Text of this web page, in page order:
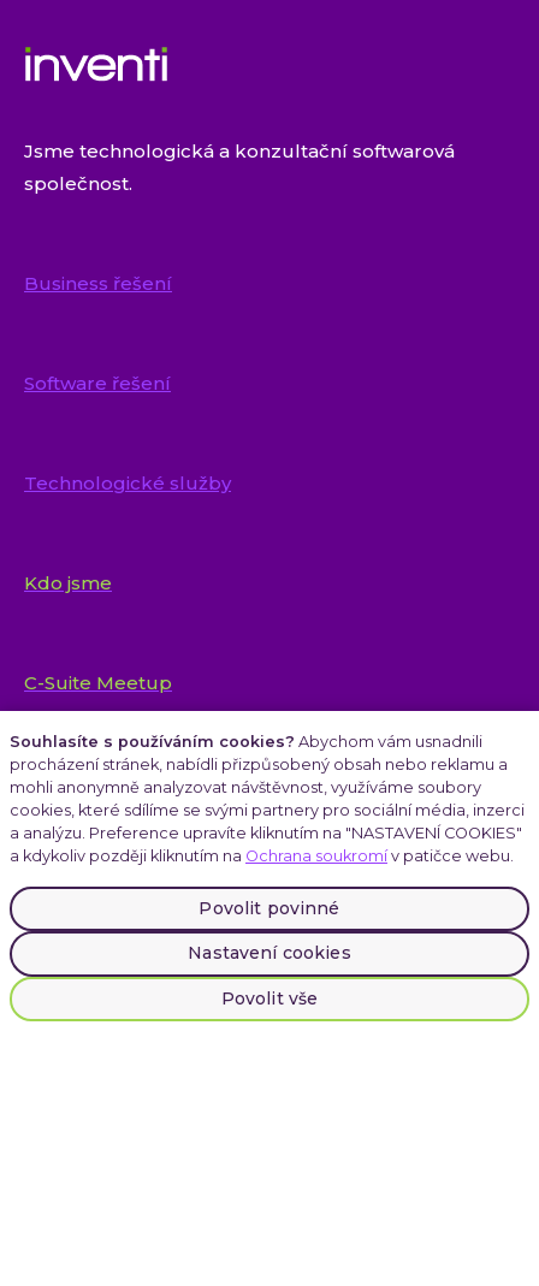
Jsme technologická a konzultační softwarová
společnost.
Business řešení
Software řešení
Technologické služby
Kdo jsme
C-Suite Meetup
Články
Kariéra
Atmoskop
Souhlasíte s používáním cookies? Abychom vám usnadnili
procházení stránek, nabídli přizpůsobený obsah nebo reklamu a
mohli anonymně analyzovat návštěvnost, využíváme soubory
cookies, které sdílíme se svými partnery pro sociální média, inzerci
a analýzu. Preference upravíte kliknutím na "NASTAVENÍ COOKIES"
a kdykoliv později kliknutím na Ochrana soukromív patičce webu.
Povolit povinné
Nastavení cookies
Povolit vše